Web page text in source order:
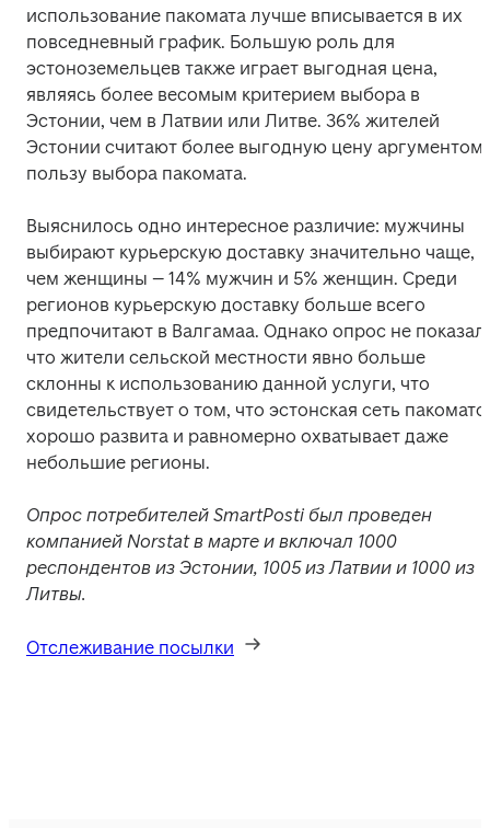
использование пакомата лучше вписывается в их
повседневный график. Большую роль для
эстоноземельцев также играет выгодная цена,
являясь более весомым критерием выбора в
Эстонии, чем в Латвии или Литве. 36% жителей
Эстонии считают более выгодную цену аргументом
пользу выбора пакомата.
Выяснилось одно интересное различие: мужчины
выбирают курьерскую доставку значительно чаще,
чем женщины – 14% мужчин и 5% женщин. Среди
регионов курьерскую доставку больше всего
предпочитают в Валгамаа. Однако опрос не показал,
что жители сельской местности явно больше
склонны к использованию данной услуги, что
свидетельствует о том, что эстонская сеть
хорошо развита и равномерно охватывает даже
небольшие регионы.
Опрос потребителей SmartPosti был проведен
компанией Norstat в марте и включал 1000
респондентов из Эстонии, 1005 из Латвии и 1000 из
Литвы.
Отслеживание посылки